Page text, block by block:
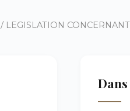
/ LEGISLATION